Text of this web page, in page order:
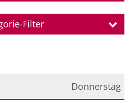
Filter
Donnerstag